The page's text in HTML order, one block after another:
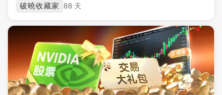
破曉收藏家 88 天